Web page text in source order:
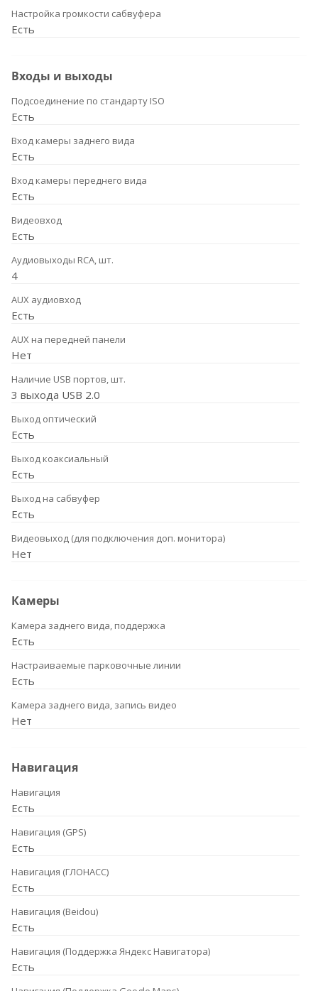
Настройка громкости сабвуфера
Есть
Входы и выходы
Подсоединение по стандарту ISO
Есть
Вход камеры заднего вида
Есть
Вход камеры переднего вида
Есть
Видеовход
Есть
Аудиовыходы RCA, шт.
4
AUX аудиовход
Есть
AUX на передней панели
Нет
Наличие USB портов, шт.
3 выхода USB 2.0
Выход оптический
Есть
Выход коаксиальный
Есть
Выход на сабвуфер
Есть
Видеовыход (для подключения доп. монитора)
Нет
Камеры
Камера заднего вида, поддержка
Есть
Настраиваемые парковочные линии
Есть
Камера заднего вида, запись видео
Нет
Навигация
Навигация
Есть
Навигация (GPS)
Есть
Навигация (ГЛОНАСС)
Есть
Навигация (Beidou)
Есть
Навигация (Поддержка Яндекс Навигатора)
Есть